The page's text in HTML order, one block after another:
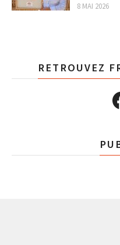
8 MAI 2026
RETROUVEZ